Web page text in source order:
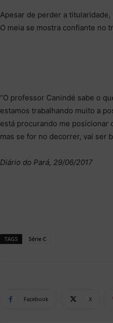
Apesar de perder a
O meia se mostra confiante no
“O professor Canindé sabe o
estamos trabalhando muito a
está procurando me posicionar
mas se for no decorrer, vai ser
Diário do Pará, 29/06/2017
TAGS Série C
Facebook X